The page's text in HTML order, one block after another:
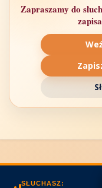
Zapraszamy do
SŁUCHASZ: